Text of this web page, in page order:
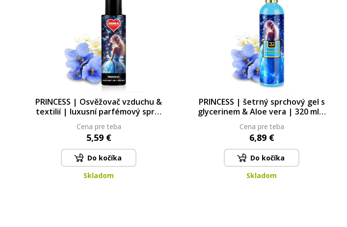
PRINCESS | Osvěžovač vzduchu &
textilií | luxusní parfémový sprej
Cena pre teba
5,59 €
Do kočíka
Skladom
PRINCESS | šetrný sprchový gel s
glycerinem & Aloe vera | 320 ml |
LEGENDS 320 ml
Cena pre teba
6,89 €
Do kočíka
Skladom